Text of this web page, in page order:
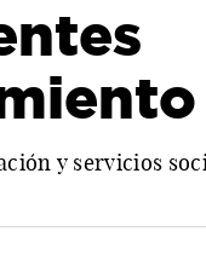
y servicios